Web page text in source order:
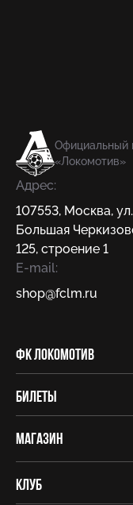
Официальный
«Локомотив»
Адрес:
107553, Москва, ул.
Большая
125, строение 1
E-mail:
shop@fсlm.ru
ФК Локомотив
Билеты
Магазин
Клуб